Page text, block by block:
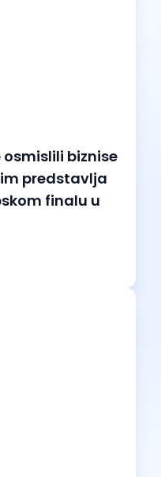
osmislili biznise
predstavlja
finalu u